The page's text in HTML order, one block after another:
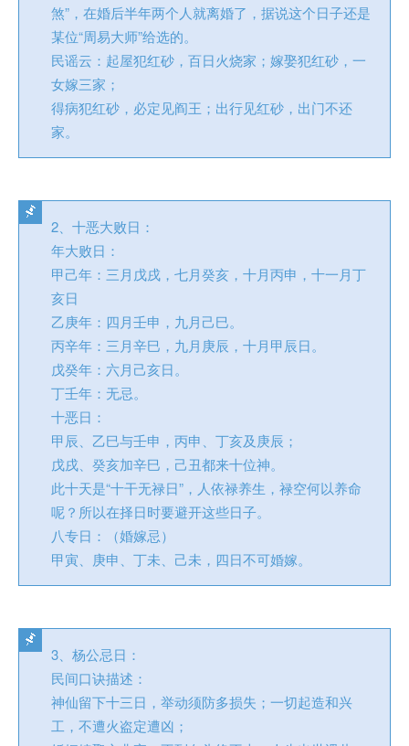
煞”，在婚后半年两个人就离婚了，据说这个日子还是
某位“周易大师”给选的。
民谣云：起屋犯红砂，百日火烧家；嫁娶犯红砂，一
女嫁三家；
得病犯红砂，必定见阎王；出行见红砂，出门不还
家。
2、十恶大败日：
年大败日：
甲己年：三月戊戌，七月癸亥，十月丙申，十一月丁
亥日
乙庚年：四月壬申，九月己巳。
丙辛年：三月辛巳，九月庚辰，十月甲辰日。
戊癸年：六月己亥日。
丁壬年：无忌。
十恶日：
甲辰、乙巳与壬申，丙申、丁亥及庚辰；
戊戌、癸亥加辛巳，己丑都来十位神。
此十天是“十干无禄日”，人依禄养生，禄空何以养命
呢？所以在择日时要避开这些日子。
八专日：（婚嫁忌）
甲寅、庚申、丁未、己未，四日不可婚嫁。
3、杨公忌日：
民间口诀描述：
神仙留下十三日，举动须防多损失；一切起造和兴
工，不遭火盗定遭凶；